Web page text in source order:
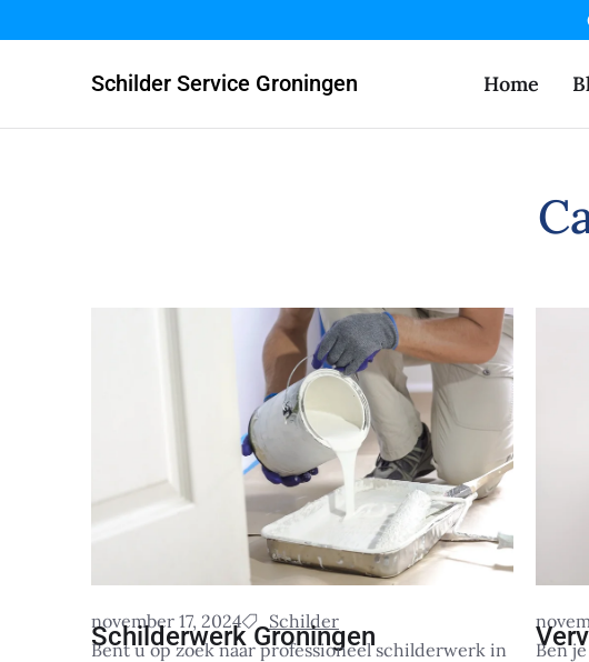
Schilder Service Groningen Home
november 17, 2024 Schilder
Schilderwerk Groningen
Bent u op zoek naar professioneel schilderwerk in
Ben